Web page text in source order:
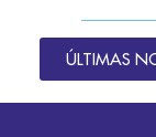
ÚLTIMAS